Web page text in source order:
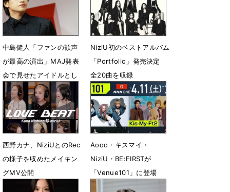
中島健人「ファンの歓声
が最高の演出」MAJ発表
会で見せたアイドルとし
ての誇り
4月30日 17時48分
NiziU初のベストアルバム
「Portfolio」発売決定
全20曲を収録
4月27日 13時31分
西野カナ、NiziUとのRec
の様子を収めたメイキン
グMV公開
4月21日 21時07分
Aooo・キスマイ・
NiziU・BE:FIRSTが
「Venue101」に登場
4月10日 18時00分